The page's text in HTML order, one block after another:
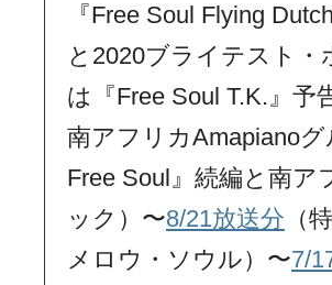
『Free Soul Flying
と2020ブライテスト・
は『Free Soul T.K.』
南アフリカAmapiano
Free Soul』続編と南
ック）〜8/21放送分 （
メロウ・ソウル）〜7/